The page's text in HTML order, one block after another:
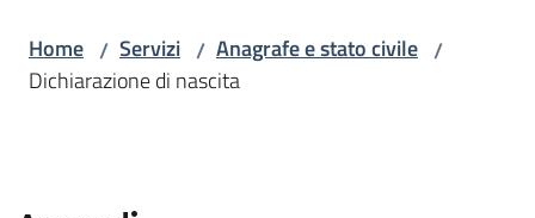
Casale
Home / Servizi / Anagrafe e stato civile /
Dichiarazione di nascita